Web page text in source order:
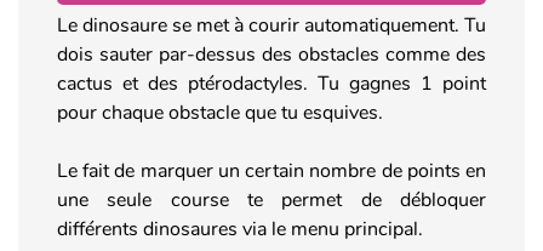
Le dinosaure se met à courir automatiquement. Tu
dois sauter par-dessus des obstacles comme des
cactus et des ptérodactyles. Tu gagnes 1 point
pour chaque obstacle que tu esquives.
Le fait de marquer un certain nombre de points en
une seule course te permet de débloquer
différents dinosaures via le menu principal.